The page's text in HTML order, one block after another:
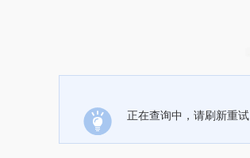
正在查询中，请刷新重试